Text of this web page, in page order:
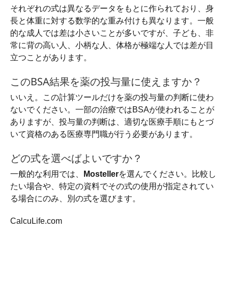
それぞれの式は異なるデータをもとに作られており、身
長と体重に対する数学的な重み付けも異なります。一般
的な成人では差は小さいことが多いですが、子ども、非
常に背の高い人、小柄な人、体格が極端な人では差が目
立つことがあります。
このBSA結果を薬の投与量に使えますか？
いいえ。この計算ツールだけを薬の投与量の判断に使わ
ないでください。一部の治療ではBSAが使われることが
ありますが、投与量の判断は、適切な医療手順にもとづ
いて資格のある医療専門職が行う必要があります。
どの式を選べばよいですか？
一般的な利用では、 Mostellerを選んでください。比較し
たい場合や、特定の資料でその式の使用が指定されてい
る場合にのみ、別の式を選びます。
CalcuLife.com